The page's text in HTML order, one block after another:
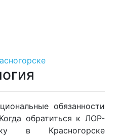
обязанности
обратиться к ЛОР-
в Красногорске